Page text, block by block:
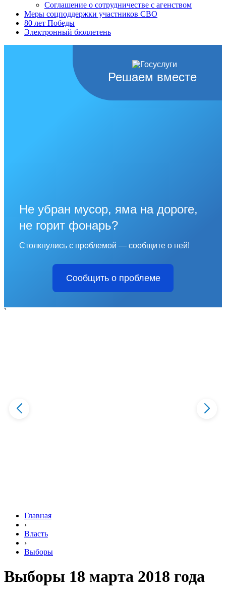
Соглашение о сотрудничестве с агенством
Меры соцподдержки участников СВО
80 лет Победы
Электронный бюллетень
Решаем вместе
Не убран мусор, яма на дороге,
не горит фонарь?
Столкнулись с проблемой — сообщите о ней!
Сообщить о проблеме
`
Главная
›
Власть
›
Выборы
Выборы 18 марта 2018 года